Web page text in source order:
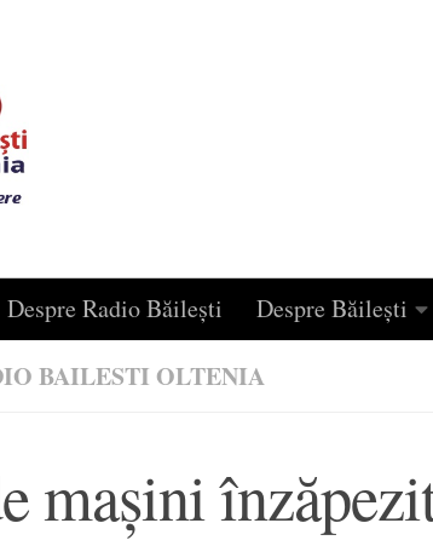
Despre Radio Băilești Despre Băilești
BAILESTI OLTENIA
maşini